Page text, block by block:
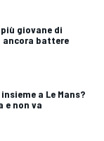
giovane di
ancora battere
a Le Mans?
e non va